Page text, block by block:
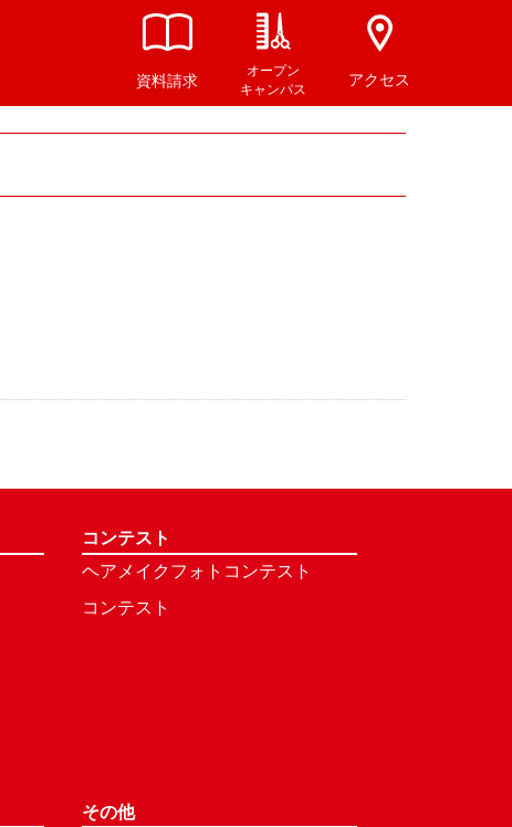
アクセス
オープン
キャンパス
資料請求
コンテスト
ヘアメイクフォトコンテスト
コンテスト
その他